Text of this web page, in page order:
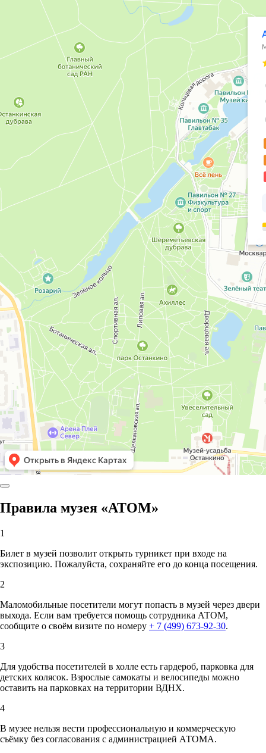
Правила музея «АТОМ»
1
Билет в музей позволит открыть турникет при входе на
экспозицию. Пожалуйста, сохраняйте его до конца посещения.
2
Маломобильные посетители могут попасть в музей через двери
выхода. Если вам требуется помощь сотрудника АТОМ,
сообщите о своём визите по номеру + 7 (499) 673-92-30.
3
Для удобства посетителей в холле есть гардероб, парковка для
детских колясок. Взрослые самокаты и велосипеды можно
оставить на парковках на территории ВДНХ.
4
В музее нельзя вести профессиональную и коммерческую
съёмку без согласования с администрацией АТОМА.